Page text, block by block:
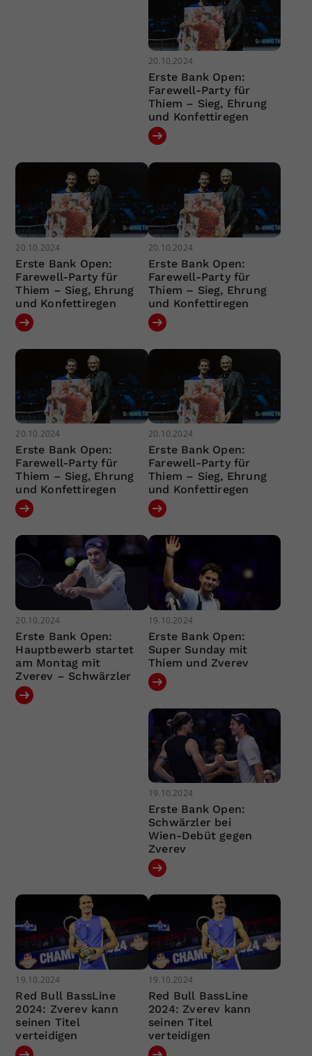
20.10.2024
Erste Bank Open:
Farewell-Party für
Thiem – Sieg, Ehrung
und Konfettiregen
20.10.2024
Erste Bank Open:
Farewell-Party für
Thiem – Sieg, Ehrung
und Konfettiregen
20.10.2024
Erste Bank Open:
Farewell-Party für
Thiem – Sieg, Ehrung
und Konfettiregen
20.10.2024
Erste Bank Open:
Farewell-Party für
Thiem – Sieg, Ehrung
und Konfettiregen
20.10.2024
Erste Bank Open:
Farewell-Party für
Thiem – Sieg, Ehrung
und Konfettiregen
20.10.2024
Erste Bank Open:
Hauptbewerb startet
am Montag mit
Zverev – Schwärzler
19.10.2024
Erste Bank Open:
Super Sunday mit
Thiem und Zverev
19.10.2024
Erste Bank Open:
Schwärzler bei
Wien-Debüt gegen
Zverev
19.10.2024
Red Bull BassLine
2024: Zverev kann
seinen Titel
verteidigen
19.10.2024
Red Bull BassLine
2024: Zverev kann
seinen Titel
verteidigen